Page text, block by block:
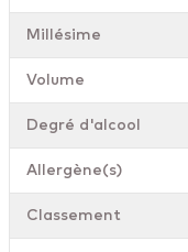
Millésime
Volume
Degré d'alcool
Allergène(s)
Classement